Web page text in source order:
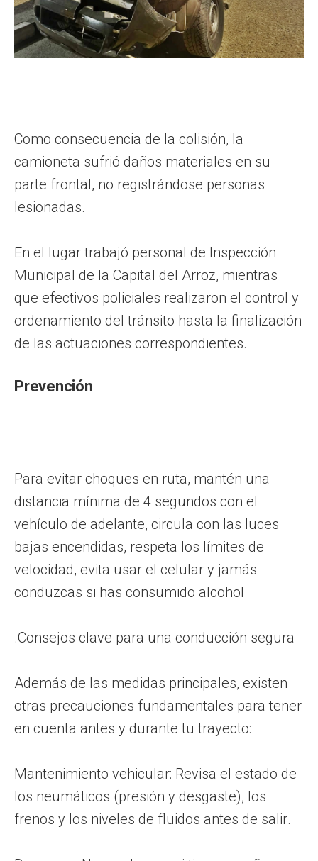
Como consecuencia de la colisión, la
camioneta sufrió daños materiales en su
parte frontal, no registrándose personas
lesionadas.
En el lugar trabajó personal de Inspección
Municipal de la Capital del Arroz, mientras
que efectivos policiales realizaron el control y
ordenamiento del tránsito hasta la finalización
de las actuaciones correspondientes.
Prevención
Para evitar choques en ruta, mantén una
distancia mínima de 4 segundos con el
vehículo de adelante, circula con las luces
bajas encendidas, respeta los límites de
velocidad, evita usar el celular y jamás
conduzcas si has consumido alcohol
.Consejos clave para una conducción segura
Además de las medidas principales, existen
otras precauciones fundamentales para tener
en cuenta antes y durante tu trayecto:
Mantenimiento vehicular: Revisa el estado de
los neumáticos (presión y desgaste), los
frenos y los niveles de fluidos antes de salir.